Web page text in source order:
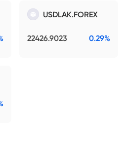
USDLAK.FOREX
22426.9023 0.29%